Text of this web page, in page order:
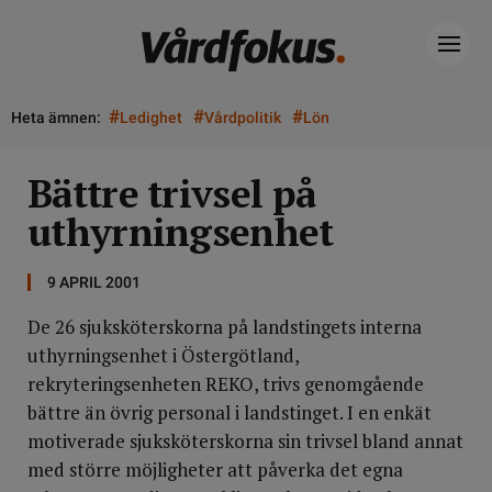
Heta ämnen: #Ledighet #Vårdpolitik #Lön
Bättre trivsel på
uthyrningsenhet
9 APRIL 2001
De 26 sjuksköterskorna på landstingets interna
uthyrningsenhet i Östergötland,
rekryteringsenheten REKO, trivs genomgående
bättre än övrig personal i landstinget. I en enkät
motiverade sjuksköterskorna sin trivsel bland annat
med större möjligheter att påverka det egna